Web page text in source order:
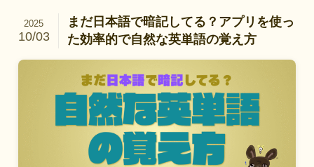
まだ日本語で暗記してる？アプリを使っ
た効率的で自然な英単語の覚え方
2025
10/03